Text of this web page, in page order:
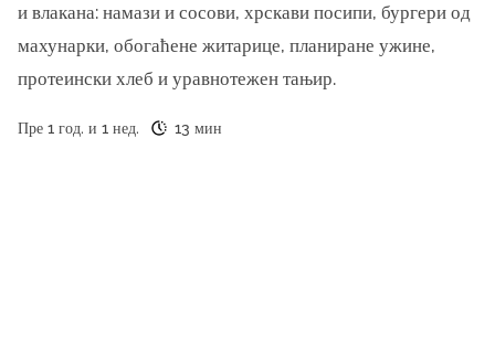
и влакана: намази и сосови, хрскави посипи, бургери од
махунарки, обогаћене житарице, планиране ужине,
протеински хлеб и уравнотежен тањир.
Пре 1 год. и 1 нед. 13 мин